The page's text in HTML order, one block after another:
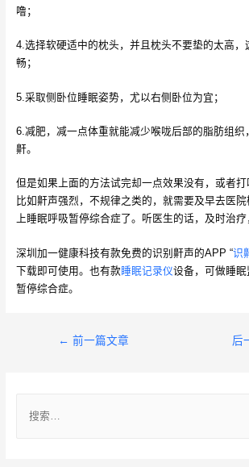
噜；
4.选择软硬适中的枕头，并且枕头不要垫的太高，
畅；
5.采取侧卧位睡眠姿势，尤以右侧卧位为宜；
6.减肥，减一点体重就能减少喉咙后部的脂肪组织
鼾。
但是如果上面的方法试完却一点效果没有，或者打
比如鼾声强烈，不规律之类的，就需要及早去医
上睡眠呼吸暂停综合症了。听医生的话，及时治疗
深圳加一健康科技有款免费的识别鼾声的APP “识
下载即可使用。也有款睡眠记录仪设备，可做睡
暂停综合症。
航
← 前一篇文章 后